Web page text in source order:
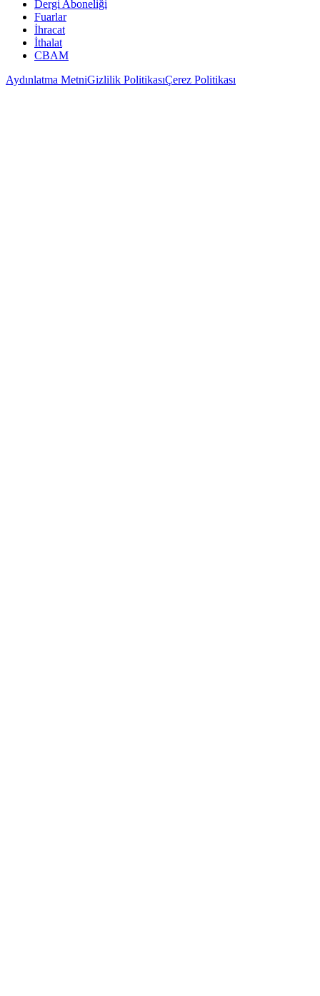
Dergi Aboneliği
Fuarlar
İhracat
İthalat
CBAM
Aydınlatma MetniGizlilik PolitikasıÇerez Politikası